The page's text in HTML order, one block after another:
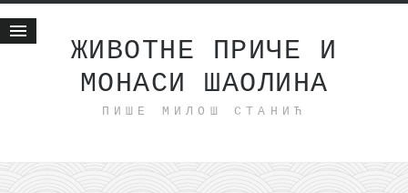
ЖИВОТНЕ ПРИЧЕ И
МОНАСИ ШАОЛИНА
ПИШЕ МИЛОШ СТАНИЋ
Животне приче
интернет пословање